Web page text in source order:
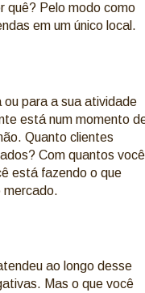
quê? Pelo modo como
em um único local.
ou para a sua atividade
está num momento
Quanto clientes
Com quantos você
está fazendo o que
mercado.
ao longo desse
Mas o que você